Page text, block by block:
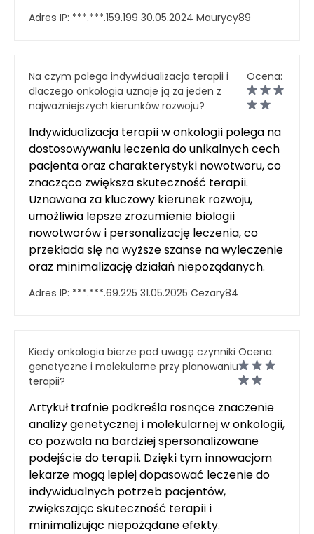
Adres IP: ***.***.159.199 30.05.2024 Maurycy89
Na czym polega indywidualizacja terapii i
dlaczego onkologia uznaje ją za jeden z
najważniejszych kierunków rozwoju?
Ocena:
Indywidualizacja terapii w onkologii polega na
dostosowywaniu leczenia do unikalnych cech
pacjenta oraz charakterystyki nowotworu, co
znacząco zwiększa skuteczność terapii.
Uznawana za kluczowy kierunek rozwoju,
umożliwia lepsze zrozumienie biologii
nowotworów i personalizację leczenia, co
przekłada się na wyższe szanse na wyleczenie
oraz minimalizację działań niepożądanych.
Adres IP: ***.***.69.225 31.05.2025 Cezary84
Kiedy onkologia bierze pod uwagę czynniki
genetyczne i molekularne przy planowaniu
terapii?
Ocena:
Artykuł trafnie podkreśla rosnące znaczenie
analizy genetycznej i molekularnej w onkologii,
co pozwala na bardziej spersonalizowane
podejście do terapii. Dzięki tym innowacjom
lekarze mogą lepiej dopasować leczenie do
indywidualnych potrzeb pacjentów,
zwiększając skuteczność terapii i
minimalizując niepożądane efekty.